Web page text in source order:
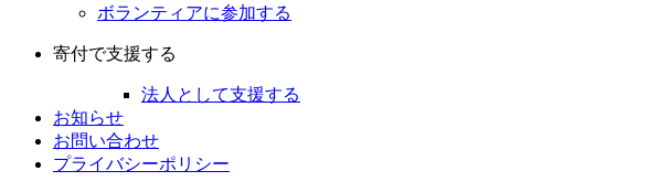
ボランティアに参加する
寄付で支援する
法人として支援する
お知らせ
お問い合わせ
プライバシーポリシー